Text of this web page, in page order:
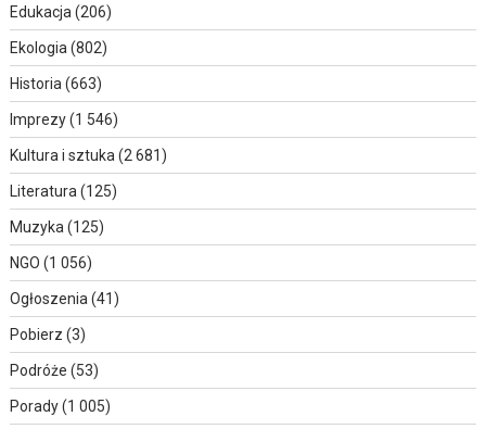
Edukacja (206)
Ekologia (802)
Historia (663)
Imprezy(1 546)
Kultura i sztuka (2 681)
Literatura (125)
Muzyka (125)
NGO (1 056)
Ogłoszenia (41)
Pobierz (3)
Podróże (53)
Porady(1 005)